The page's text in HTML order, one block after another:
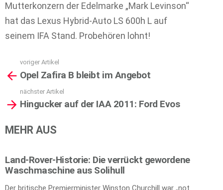
Mutterkonzern der Edelmarke „Mark Levinson“
hat das Lexus Hybrid-Auto LS 600h L auf
seinem IFA Stand. Probehören lohnt!
more
voriger Artikel
Opel Zafira B bleibt im Angebot
nächster Artikel
Hingucker auf der IAA 2011: Ford Evos
MEHR AUS
Land-Rover-Historie: Die verrückt gewordene
Waschmaschine aus Solihull
Der britische Premierminister Winston Churchill war „not